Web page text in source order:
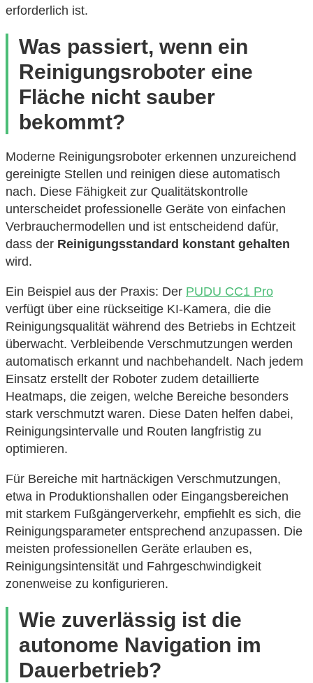
erforderlich ist.
Was passiert, wenn ein
Reinigungsroboter eine
Fläche nicht sauber
bekommt?
Moderne Reinigungsroboter erkennen unzureichend
gereinigte Stellen und reinigen diese automatisch
nach. Diese Fähigkeit zur Qualitätskontrolle
unterscheidet professionelle Geräte von einfachen
Verbrauchermodellen und ist entscheidend dafür,
dass der Reinigungsstandard konstant gehalten
wird.
Ein Beispiel aus der Praxis: Der PUDU CC1 Pro
verfügt über eine rückseitige KI-Kamera, die die
Reinigungsqualität während des Betriebs in Echtzeit
überwacht. Verbleibende Verschmutzungen werden
automatisch erkannt und nachbehandelt. Nach jedem
Einsatz erstellt der Roboter zudem detaillierte
Heatmaps, die zeigen, welche Bereiche besonders
stark verschmutzt waren. Diese Daten helfen dabei,
Reinigungsintervalle und Routen langfristig zu
optimieren.
Für Bereiche mit hartnäckigen Verschmutzungen,
etwa in Produktionshallen oder Eingangsbereichen
mit starkem Fußgängerverkehr, empfiehlt es sich, die
Reinigungsparameter entsprechend anzupassen. Die
meisten professionellen Geräte erlauben es,
Reinigungsintensität und Fahrgeschwindigkeit
zonenweise zu konfigurieren.
Wie zuverlässig ist die
autonome Navigation im
Dauerbetrieb?